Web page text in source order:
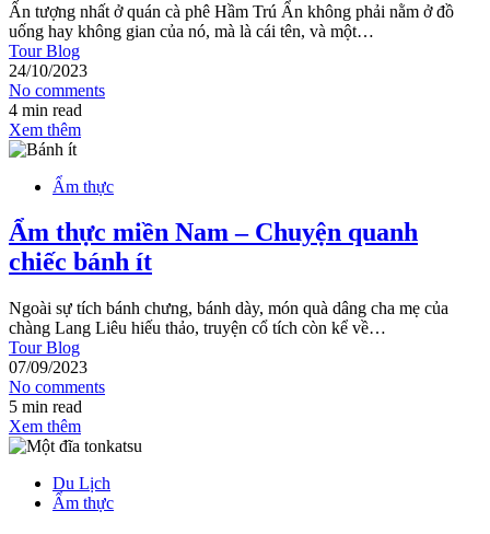
Ấn tượng nhất ở quán cà phê Hầm Trú Ẩn không phải nằm ở đồ
uống hay không gian của nó, mà là cái tên, và một…
Tour Blog
24/10/2023
No comments
4 min read
Xem thêm
Ẩm thực
Ẩm thực miền Nam – Chuyện quanh
chiếc bánh ít
Ngoài sự tích bánh chưng, bánh dày, món quà dâng cha mẹ của
chàng Lang Liêu hiếu thảo, truyện cổ tích còn kể về…
Tour Blog
07/09/2023
No comments
5 min read
Xem thêm
Du Lịch
Ẩm thực